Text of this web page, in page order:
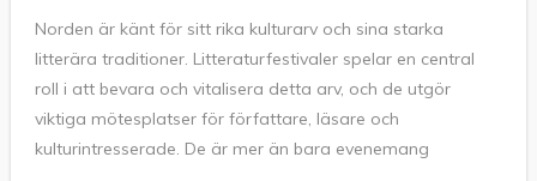
Norden är känt för sitt rika kulturarv och sina starka
litterära traditioner. Litteraturfestivaler spelar en central
roll i att bevara och vitalisera detta arv, och de utgör
viktiga mötesplatser för författare, läsare och
kulturintresserade. De är mer än bara evenemang